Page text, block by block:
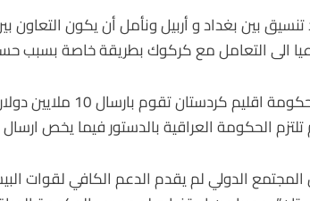
بين بغداد و أربيل ونأمل أن يكون التعاون
الى التعامل مع كركوك بطريقة خاصة بسبب
واكد محافظ كركوك ان
الحكومة العراقية بالدستور فيما يخص
المجتمع الدولي لم يقدم الدعم الكافي لقوات